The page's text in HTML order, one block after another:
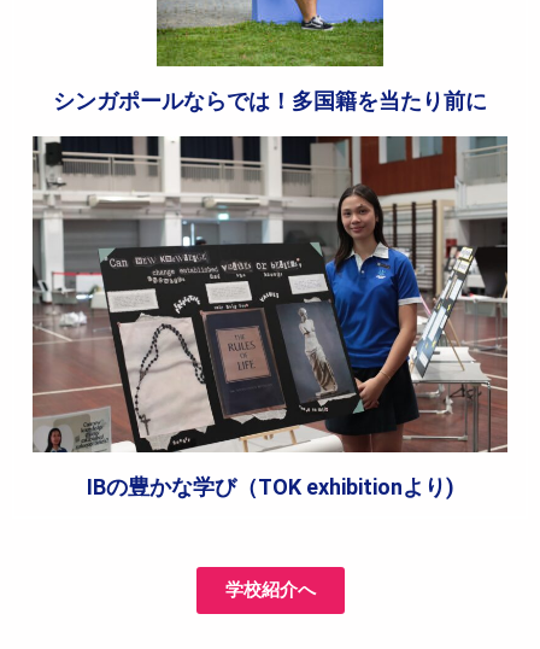
シンガポールならでは！多国籍を当たり前に
IBの豊かな学び（TOK exhibitionより)
学校紹介へ